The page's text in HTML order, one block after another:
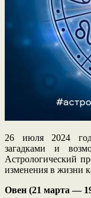
26 июля 2024
загадками и
Астрологический
изменения в жизни
Овен (21 марта —